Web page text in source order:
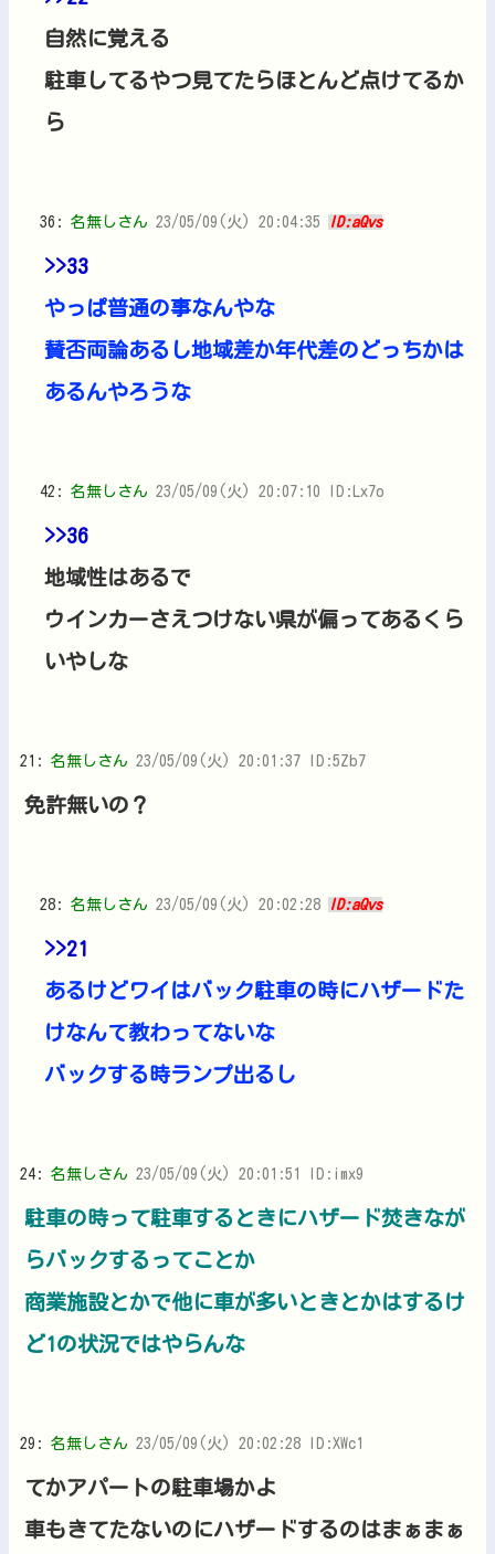
自然に覚える
駐車してるやつ見てたらほとんど点けてるか
ら
36: 名無しさん 23/05/09(火) 20:04:35 ID:aQvs
>>33
やっぱ普通の事なんやな
賛否両論あるし地域差か年代差のどっちかは
あるんやろうな
42: 名無しさん 23/05/09(火) 20:07:10 ID:Lx7o
>>36
地域性はあるで
ウインカーさえつけない県が偏ってあるくら
いやしな
21: 名無しさん 23/05/09(火) 20:01:37 ID:5Zb7
免許無いの？
28: 名無しさん 23/05/09(火) 20:02:28 ID:aQvs
>>21
あるけどワイはバック駐車の時にハザードた
けなんて教わってないな
バックする時ランプ出るし
24: 名無しさん 23/05/09(火) 20:01:51 ID:imx9
駐車の時って駐車するときにハザード焚きなが
らバックするってことか
商業施設とかで他に車が多いときとかはするけ
ど1の状況ではやらんな
29: 名無しさん 23/05/09(火) 20:02:28 ID:XWc1
てかアパートの駐車場かよ
車もきてたないのにハザードするのはまぁまぁ